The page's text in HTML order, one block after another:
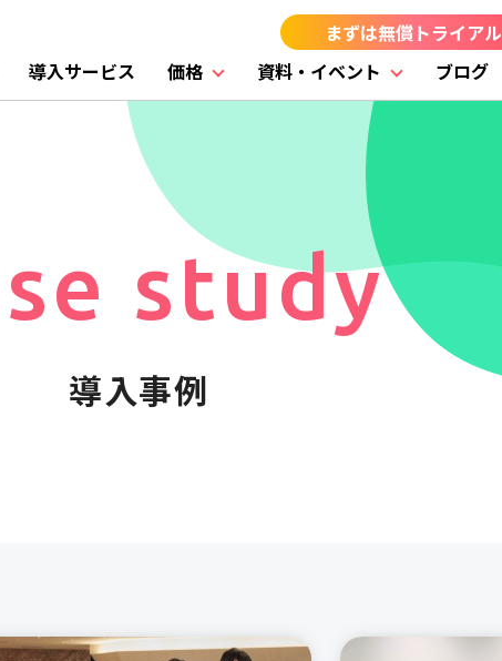
導入サービス 価格 資料・イベント ブログ
まずは無償トライアル
study
導入事例